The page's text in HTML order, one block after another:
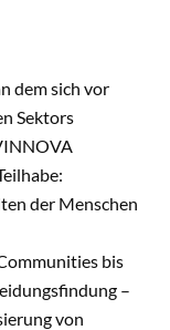
dem sich vor
Sektors
der Menschen
bis
–
von